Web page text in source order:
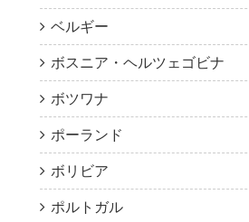
ベルギー
ボスニア・ヘルツェゴビナ
ボツワナ
ポーランド
ボリビア
ポルトガル